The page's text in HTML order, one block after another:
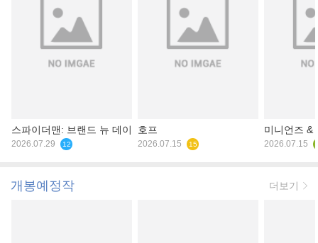
스파이더맨: 브랜드 뉴 데이
2026.07.29 12
호프
2026.07.15 15
미니언즈 &
2026.07.15
개봉예정작 더보기